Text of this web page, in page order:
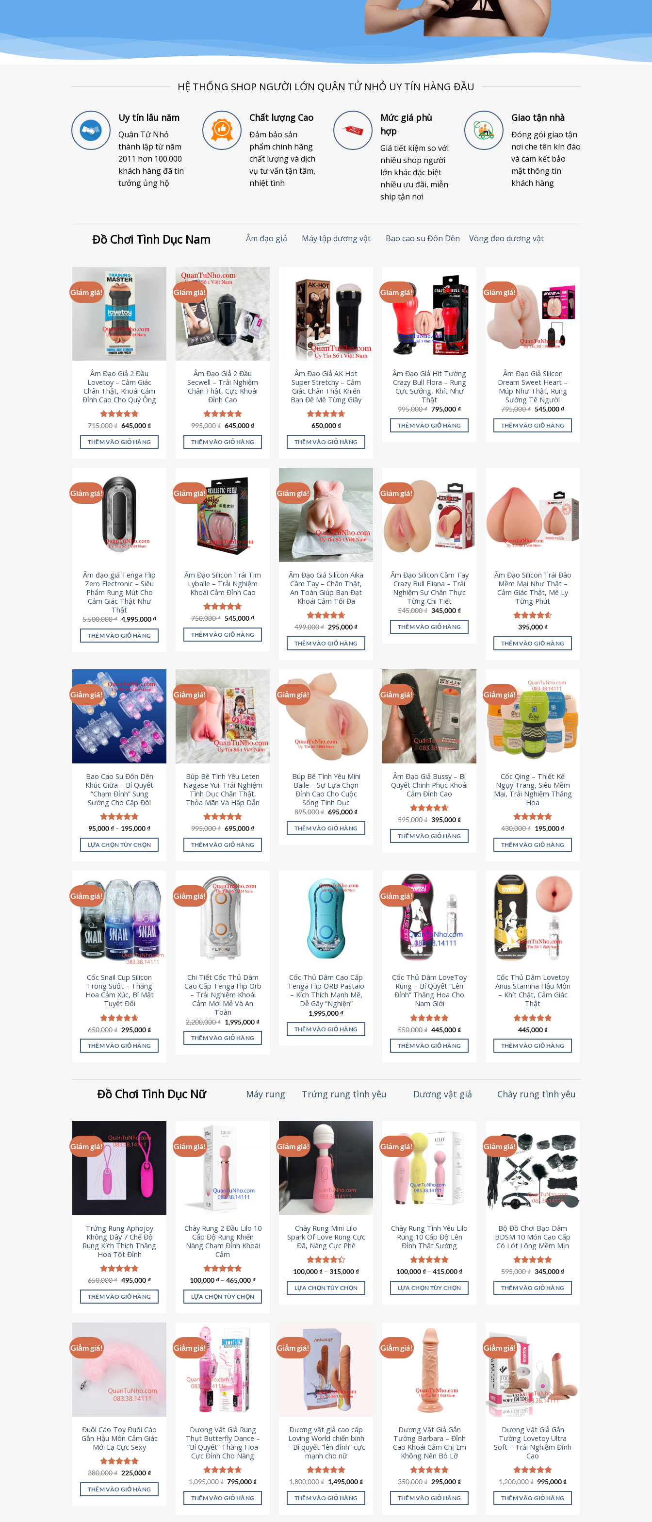
HỆ THỐNG SHOP NGƯỜI LỚN QUÂN TỬ NHỎ UY TÍN HÀNG ĐẦU
Uy tín lâu năm
Quân Tử Nhỏ
thành lập từ năm
2011 hơn 100.000
khách hàng đã tin
tưởng ủng hộ
Chất lượng Cao
Đảm bảo sản
phẩm chính hãng
chất lượng và dịch
vụ tư vấn tận tâm,
nhiệt tình
Mức giá phù
hợp
Giá tiết kiệm so với
nhiều shop người
lớn khác đặc biệt
nhiều ưu đãi, miễn
ship tận nơi
Giao tận nhà
Đóng gói giao tận
nơi che tên kín đáo
và cam kết bảo
mật thông tin
khách hàng
Đồ Chơi Tình Dục Nam Âm đạo giả Máy tập dương vật Bao cao su Đôn Dên Vòng đeo dương vật
Giảm giá!
Âm Đạo Giả 2 Đầu
Lovetoy – Cảm Giác
Chân Thật, Khoái Cảm
Đỉnh Cao Cho Quý Ông
Được xếp
hạng4.79
5 sao
715,000₫ Giá
là:
715,000 ₫.
645,000₫Giá
tại
là:
THÊM VÀO GIỎ HÀNG
Giảm giá!
Âm Đạo Giả 2 Đầu
Secwell – Trải Nghiệm
Chân Thật, Cực Khoái
Đỉnh Cao
Được xếp
hạng4.88
5 sao
995,000₫ Giá
là:
995,000 ₫.
645,000₫Giá
tại
là:
THÊM VÀO GIỎ HÀNG
Âm Đạo Giả AK Hot
Super Stretchy – Cảm
Giác Chân Thật Khiến
Bạn Đê Mê Từng Giây
Được xếp
hạng4.75
5 sao
650,000₫
THÊM VÀO GIỎ HÀNG
Giảm giá!
Âm Đạo Giả Hít Tường
Crazy Bull Flora – Rung
Cực Sướng, Khít Như
Thật
995,000₫ Giá
là:
995,000 ₫.
795,000₫Giá
tại
là:
THÊM VÀO GIỎ HÀNG
Giảm giá!
Âm Đạo Giả Silicon
Dream Sweet Heart –
Múp Như Thật, Rung
Sướng Tê Người
795,000₫ Giá
là:
795,000 ₫.
545,000₫Giá
tại
là:
THÊM VÀO GIỎ HÀNG
Giảm giá!
Âm đạo giả Tenga Flip
Zero Electronic – Siêu
Phẩm Rung Mút Cho
Cảm Giác Thật Như
Thật
5,500,000₫ Giá
gốc
là:
5,500,000 ₫.
4,995,000₫Giá
tại
THÊM VÀO GIỎ HÀNG
Giảm giá!
Âm Đạo Silicon Trái Tim
Lybaile – Trải Nghiệm
Khoái Cảm Đỉnh Cao
Được xếp
5 sao
750,000₫ Giá
là:
750,000 ₫.
545,000₫Giá
tại
là:
THÊM VÀO GIỎ HÀNG
Giảm giá!
Âm Đạo Giả Silicon Aika
Cầm Tay – Chân Thật,
An Toàn Giúp Bạn Đạt
Khoái Cảm Tối Đa
Được xếp
5 sao
499,000₫ Giá
là:
499,000 ₫.
295,000₫Giá
tại
là:
THÊM VÀO GIỎ HÀNG
Giảm giá!
Âm Đạo Silicon Cầm Tay
Crazy Bull Eliana – Trải
Nghiệm Sự Chân Thực
Từng Chi Tiết
545,000₫ Giá
là:
545,000 ₫.
345,000₫Giá
tại
là:
THÊM VÀO GIỎ HÀNG
Âm Đạo Silicon Trái Đào
Mềm Mại Như Thật –
Cảm Giác Thật, Mê Ly
Từng Phút
Được xếp
5 sao
395,000₫
THÊM VÀO GIỎ HÀNG
Giảm giá!
Bao Cao Su Đôn Dên
Khúc Giữa – Bí Quyết
“Chạm Đỉnh” Sung
Sướng Cho Cặp Đôi
Được xếp
5 sao
95,000₫ – 195,000₫
LỰA CHỌN TÙY CHỌN
này
có
nhiều
biến
thể.
Các
tùy
chọn
thể
được
chọn
trên
trang
phẩm
Giảm giá!
Búp Bê Tình Yêu Leten
Nagase Yui: Trải Nghiệm
Tình Dục Chân Thật,
Thỏa Mãn Và Hấp Dẫn
Được xếp
5 sao
995,000₫ Giá
là:
995,000 ₫.
695,000₫Giá
tại
là:
THÊM VÀO GIỎ HÀNG
Giảm giá!
Búp Bê Tình Yêu Mini
Baile – Sự Lựa Chọn
Đỉnh Cao Cho Cuộc
Sống Tình Dục
895,000₫ Giá
là:
895,000 ₫.
695,000₫Giá
tại
là:
THÊM VÀO GIỎ HÀNG
Giảm giá!
Âm Đạo Giả Bussy – Bí
Quyết Chinh Phục Khoái
Cảm Đỉnh Cao
Được xếp
5 sao
595,000₫ Giá
là:
595,000 ₫.
395,000₫Giá
tại
là:
THÊM VÀO GIỎ HÀNG
Giảm giá!
Cốc Qing – Thiết Kế
Ngụy Trang, Siêu Mềm
Mại, Trải Nghiệm Thăng
Hoa
Được xếp
5 sao
430,000₫ Giá
là:
430,000 ₫.
195,000₫Giá
tại
là:
THÊM VÀO GIỎ HÀNG
Giảm giá!
Cốc Snail Cup Silicon
Trong Suốt – Thăng
Hoa Cảm Xúc, Bí Mật
Tuyệt Đối
Được xếp
hạng4.69
5 sao
650,000₫ Giá
là:
650,000 ₫.
295,000₫Giá
tại
là:
THÊM VÀO GIỎ HÀNG
Giảm giá!
Chi Tiết Cốc Thủ Dâm
Cao Cấp Tenga Flip Orb
– Trải Nghiệm Khoái
Cảm Mới Mẻ Và An
Toàn
2,200,000₫ Giá
gốc
là:
2,200,000 ₫.
1,995,000₫Giá
THÊM VÀO GIỎ HÀNG
Cốc Thủ Dâm Cao Cấp
Tenga Flip ORB Pastaio
– Kích Thích Mạnh Mẽ,
Dễ Gây “Nghiện”
1,995,000₫
THÊM VÀO GIỎ HÀNG
Giảm giá!
Cốc Thủ Dâm LoveToy
Rung – Bí Quyết “Lên
Đỉnh” Thăng Hoa Cho
Nam Giới
Được xếp
hạng5.00
5 sao
550,000₫ Giá
là:
550,000 ₫.
445,000₫Giá
tại
là:
THÊM VÀO GIỎ HÀNG
Cốc Thủ Dâm Lovetoy
Anus Stamina Hậu Môn
– Khít Chặt, Cảm Giác
Thật
Được xếp
hạng4.84
5 sao
445,000₫
THÊM VÀO GIỎ HÀNG
Đồ Chơi Tình Dục Nữ Máy rung Trứng rung tình yêu Dương vật giả Chày rung tình yêu
Giảm giá!
Trứng Rung Aphojoy
Không Dây 7 Chế Độ
Rung Kích Thích Thăng
Hoa Tột Đỉnh
Được xếp
5 sao
650,000₫ Giá
là:
650,000 ₫.
495,000₫Giá
tại
là:
THÊM VÀO GIỎ HÀNG
Giảm giá!
Chày Rung 2 Đầu Lilo 10
Cấp Độ Rung Khiến
Nàng Chạm Đỉnh Khoái
Cảm
Được xếp
5 sao
100,000₫ – 465,000₫
LỰA CHỌN TÙY CHỌN
có
nhiều
biến
thể.
Các
tùy
chọn
thể
được
chọn
trên
trang
phẩm
Giảm giá!
Chày Rung Mini Lilo
Spark Of Love Rung Cực
Đã, Nàng Cực Phê
Được xếp
5 sao
100,000₫ – 315,000₫
LỰA CHỌN TÙY CHỌN
nhiều
thể.
Các
tùy
chọn
được
chọn
trên
trang
sản
phẩm
Giảm giá!
Chày Rung Tình Yêu Lilo
Rung 10 Cấp Độ Lên
Đỉnh Thật Sướng
Được xếp
5 sao
100,000₫ – 415,000₫
LỰA CHỌN TÙY CHỌN
có
nhiều
biến
thể.
Các
tùy
chọn
có
được
chọn
trên
trang
sản
phẩm
Giảm giá!
Bộ Đồ Chơi Bạo Dâm
BDSM 10 Món Cao Cấp
Có Lót Lông Mềm Mịn
Được xếp
5 sao
595,000₫ Giá
là:
595,000 ₫.
345,000₫Giá
tại
là:
THÊM VÀO GIỎ HÀNG
Giảm giá!
Đuôi Cáo Toy Đuôi Cáo
Gắn Hậu Môn Cảm Giác
Mới Lạ Cực Sexy
Được xếp
5 sao
380,000₫ Giá
là:
380,000 ₫.
225,000₫Giá
tại
là:
THÊM VÀO GIỎ HÀNG
Giảm giá!
Dương Vật Giả Rung
Thụt Butterfly Dance –
“Bí Quyết” Thăng Hoa
Cực Đỉnh Cho Nàng
Được xếp
5 sao
1,095,000₫ Giá
là:
1,095,000 ₫.
795,000₫Giá
tại
THÊM VÀO GIỎ HÀNG
Giảm giá!
Dương vật giả cao cấp
Loving World chiến binh
– Bí quyết “lên đỉnh” cực
mạnh cho nữ
Được xếp
5 sao
1,800,000₫ Giá
gốc
là:
1,800,000 ₫.
1,495,000₫Giá
tại
THÊM VÀO GIỎ HÀNG
Giảm giá!
Dương Vật Giả Gắn
Tường Barbara – Đỉnh
Cao Khoái Cảm Chị Em
Không Nên Bỏ Lỡ
Được xếp
5 sao
350,000₫ Giá
là:
350,000 ₫.
295,000₫Giá
tại
là:
THÊM VÀO GIỎ HÀNG
Giảm giá!
Dương Vật Giả Gắn
Tường Lovetoy Ultra
Soft – Trải Nghiệm Đỉnh
Cao
Được xếp
5 sao
1,200,000₫ Giá
là:
1,200,000 ₫.
995,000₫Giá
tại
THÊM VÀO GIỎ HÀNG